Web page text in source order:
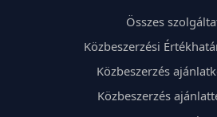
Összes
Közbeszerzési
Közbeszerzés
Közbeszerzés